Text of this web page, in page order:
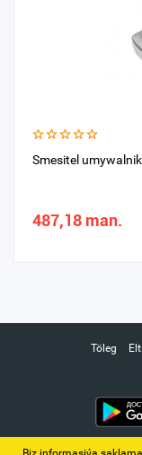
Smesitel
487,18 man.
Töleg